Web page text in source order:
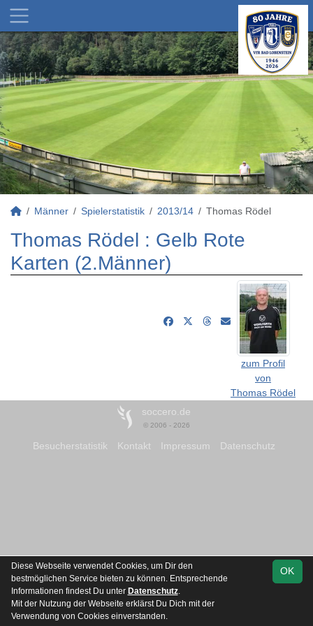
Männer Spielerstatistik 2013/14 Thomas Rödel
Thomas Rödel : Gelb Rote
Karten (2.Männer)
zum Profil
von
Thomas Rödel
soccero.de
© 2006 - 2026
Besucherstatistik Kontakt Impressum Datenschutz
OK
Diese Webseite verwendet Cookies, um Dir den
bestmöglichen Service bieten zu können. Entsprechende
Informationen findest Du unter Datenschutz.
Mit der Nutzung der Webseite erklärst Du Dich mit der
Verwendung von Cookies einverstanden.